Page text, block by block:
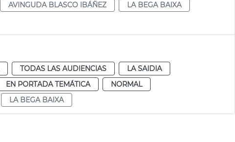
AVINGUDA BLASCO IBÁÑEZ
LA BEGA BAIXA
TODAS LAS AUDIENCIAS
LA SAIDIA
EN PORTADA TEMÁTICA
NORMAL
LA BEGA BAIXA